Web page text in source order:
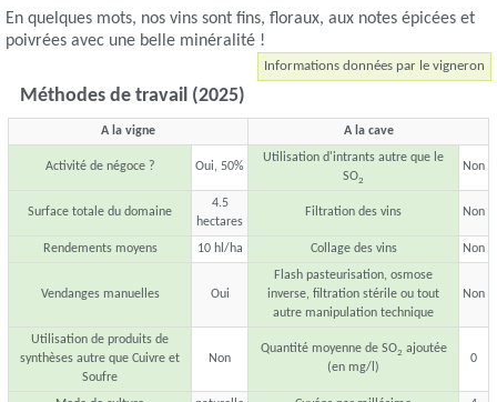
En quelques mots, nos vins sont fins, floraux, aux notes épicées et
poivrées avec une belle minéralité !
Informations données par le vigneron
Méthodes de travail (2025)
A la vigne A la cave
Activité de négoce ? Oui, 50%
Utilisation d'intrants autre que le
SO2
Non
Surface totale du domaine
4.5
hectares
Filtration des vins Non
Rendements moyens 10 hl/ha Collage des vins Non
Vendanges manuelles Oui
Flash pasteurisation, osmose
inverse, filtration stérile ou tout
autre manipulation technique
Non
Utilisation de produits de
synthèses autre que Cuivre et
Soufre
Non
Quantité moyenne de SO2 ajoutée
(en mg/l)
0